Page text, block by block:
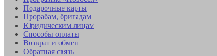
Подарочные карты
Прорабам, бригадам
Юридическим лицам
Способы оплаты
Возврат и обмен
Обратная связь